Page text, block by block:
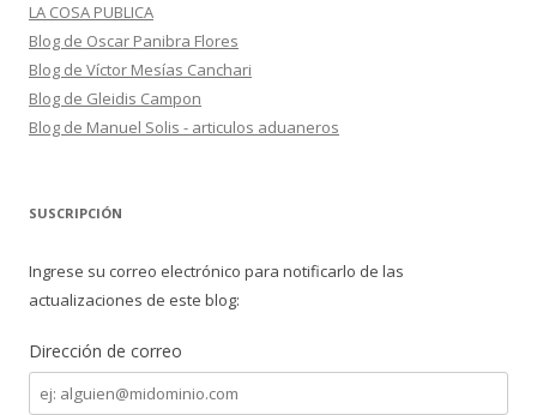
LA COSA PUBLICA
Blog de Oscar Panibra Flores
Blog de Víctor Mesías Canchari
Blog de Gleidis Campon
Blog de Manuel Solis - articulos aduaneros
SUSCRIPCIÓN
Ingrese su correo electrónico para notificarlo de las
actualizaciones de este blog:
Dirección de correo
Dirección
de